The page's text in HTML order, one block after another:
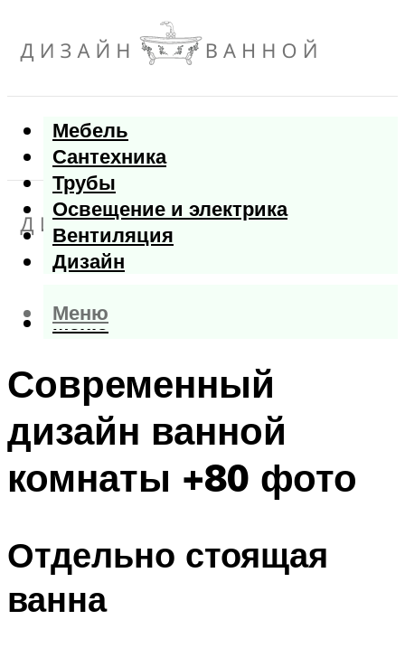
Мебель
Сантехника
Трубы
Освещение и электрика
Вентиляция
Дизайн
Меню
Меню
Современный
дизайн ванной
комнаты +80 фото
Отдельно стоящая
ванна